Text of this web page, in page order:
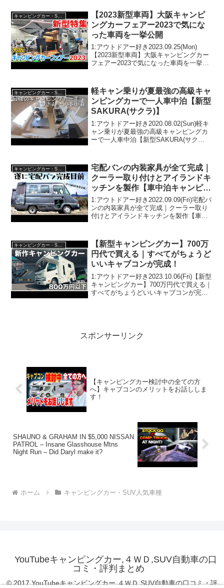
2022.12.09(Fri)この...
キャンピングカー・SUV人気車種
【2023新型車両】大阪キャンピ
ングカーフェアー2023で気にな
った車両を一挙公開
1:アウトドアー好き2023.09.25(Mon)
【2023新型車両】大阪キャンピングカー
フェアー2023で気になった車両を一挙公
2023.09.25(Mon)この動画は注目です...
軽キャン乗りが夏最強の高級キャ
ンピングカーで一人車中泊【新型
SAKURA(サクラ)】
1:アウトドアー好き2020.08.02(Sun)軽キ
ャン乗りが夏最強の高級キャンピングカ
ーで一人車中泊【新型SAKURA(サク
2020.08.02(Sun)この動画は注目で...
キャンピングカー・SUV人気車種
宅配バンの内装家具が全て完成｜
クーラー取り付けとアイランドキ
ッチンを製作【車中泊キャンピン
グカー完成目前】
1:アウトドアー好き2022.09.09(Fri)宅配バ
ンの内装家具が全て完成｜クーラー取り
付けとアイランドキッチンを製作【車中
ウトドアー好き2022.09.09(F...
キャンピングカー・SUV人気車種
【新型キャンピングカー】700万
円代で買える｜すべてがちょうど
いいキャブコンが完成！
1:アウトドアー好き2023.10.06(Fri)【新型
キャンピングカー】700万円代で買える｜
すべてがちょうどいいキャブコンが完
スポンサーリンク
【キャンピングカー検討中の全ての方
へ】キャブコンのメリットをお話ししま
す！
SHAUNO & GRAHAM IN $5,000 NISSAN
PATROL – Insane Glasshouse Mtns
Night Run – Did Daryl make it?
ホーム キャンピングカー・SUV人気車種
YouTubeキャンピングカー,４ＷＤ,SUV自動車の口
コミ・評判まとめ
© 2017 YouTubeキャンピングカー,４ＷＤ,SUV自動車の口コミ・評